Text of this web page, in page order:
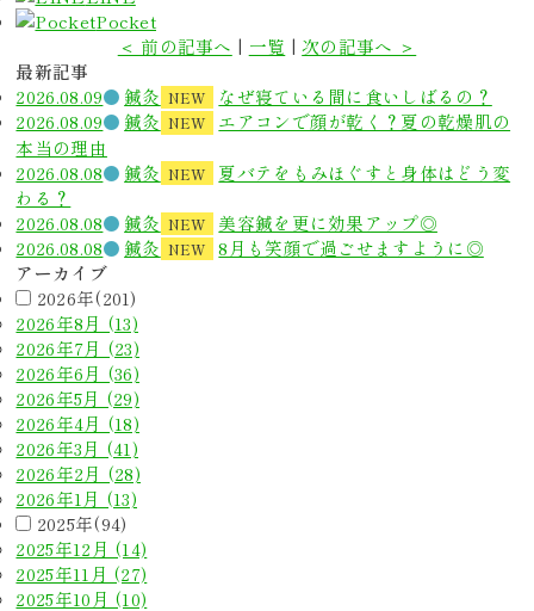
Pocket
＜ 前の記事へ | 一覧 |次の記事へ ＞
最新記事
2026.08.09
鍼灸 NEW
なぜ寝ている間に食いしばるの？
2026.08.09
鍼灸 NEW
エアコンで顔が乾く？夏の乾燥肌の
本当の理由
2026.08.08
鍼灸 NEW
夏バテをもみほぐすと身体はどう変
わる？
2026.08.08
鍼灸 NEW
美容鍼を更に効果アップ◎
2026.08.08
鍼灸 NEW
8月も笑顔で過ごせますように◎
アーカイブ
2026年(201)
2026年8月 (13)
2026年7月 (23)
2026年6月 (36)
2026年5月 (29)
2026年4月 (18)
2026年3月 (41)
2026年2月 (28)
2026年1月 (13)
2025年(94)
2025年12月 (14)
2025年11月 (27)
2025年10月 (10)